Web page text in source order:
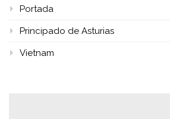
Portada
Principado de Asturias
Vietnam